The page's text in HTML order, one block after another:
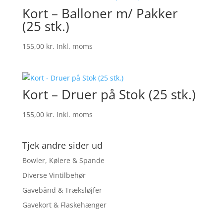
Kort – Balloner m/ Pakker
(25 stk.)
155,00 kr. Inkl. moms
Kort – Druer på Stok (25 stk.)
155,00 kr. Inkl. moms
Tjek andre sider ud
Bowler, Kølere & Spande
Diverse Vintilbehør
Gavebånd & Træksløjfer
Gavekort & Flaskehænger